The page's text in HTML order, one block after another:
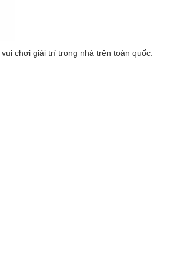
chơi giải trí trong nhà trên toàn quốc.